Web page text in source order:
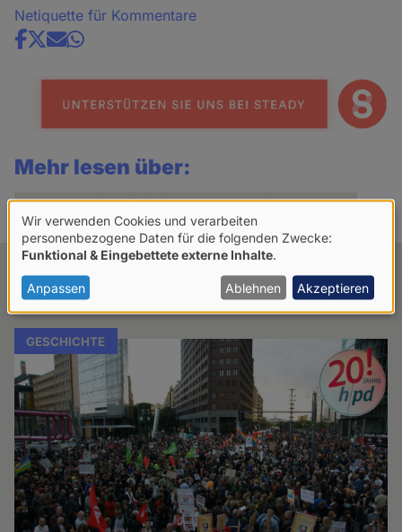
Netiquette für Kommentare
Share
news
Mehr lesen über:
Demonstrationsfreiheit Demonstration Papst
Verwandte Artikel
GESCHICHTE
Verwendung
von
personenbezogenen
Daten
und
Cookies
Wir verwenden Cookies und verarbeiten
personenbezogene Daten für die folgenden Zwecke:
Funktional & Eingebettete externe Inhalte.
Anpassen Ablehnen Akzeptieren